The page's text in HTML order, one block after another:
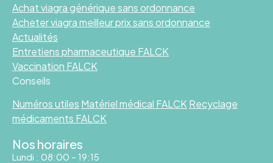
Achat viagra générique sans ordonnance
Acheter viagra meilleur prix sans ordonnance
Actualités
Entretiens pharmaceutique FALCK
Vaccination FALCK
Conseils
Numéros utiles Matériel médical FALCK Recyclage
médicaments FALCK
Nos horaires
Lundi : 08:00 – 19:15